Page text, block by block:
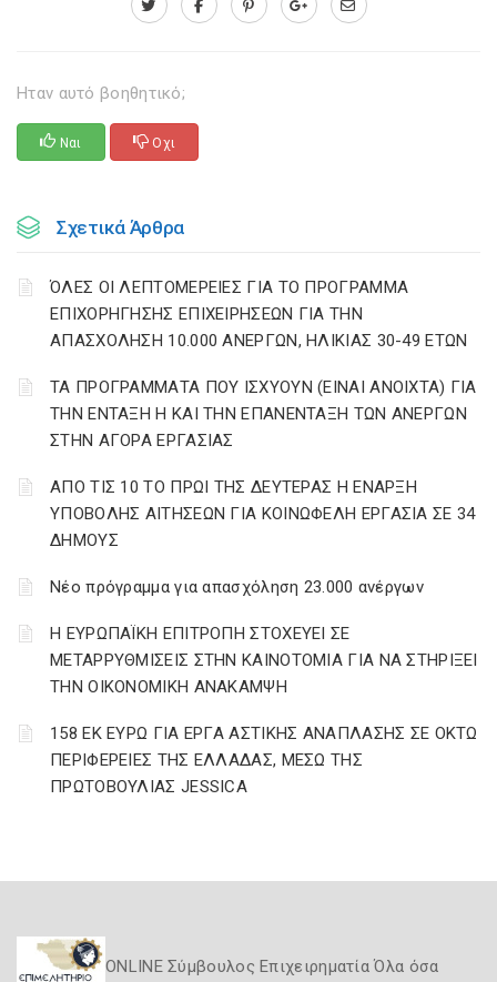
Ηταν αυτό βοηθητικό;
Ναι Οχι
Σχετικά Άρθρα
ΌΛΕΣ ΟΙ ΛΕΠΤΟΜΕΡΕΙΕΣ ΓΙΑ ΤΟ ΠΡΟΓΡΑΜΜΑ
ΕΠΙΧΟΡΗΓΗΣΗΣ ΕΠΙΧΕΙΡΗΣΕΩΝ ΓΙΑ ΤΗΝ
ΑΠΑΣΧΟΛΗΣΗ 10.000 ΑΝΕΡΓΩΝ, ΗΛΙΚΙΑΣ 30-49 ΕΤΩΝ
ΤΑ ΠΡΟΓΡΑΜΜΑΤΑ ΠΟΥ ΙΣΧΥΟΥΝ (ΕΙΝΑΙ ΑΝΟΙΧΤΑ) ΓΙΑ
ΤΗΝ ΕΝΤΑΞΗ Η ΚΑΙ ΤΗΝ ΕΠΑΝΕΝΤΑΞΗ ΤΩΝ ΑΝΕΡΓΩΝ
ΣΤΗΝ ΑΓΟΡΑ ΕΡΓΑΣΙΑΣ
AΠΟ ΤΙΣ 10 ΤΟ ΠΡΩΙ ΤΗΣ ΔΕΥΤΕΡΑΣ Η ΕΝΑΡΞΗ
ΥΠΟΒΟΛΗΣ ΑΙΤΗΣΕΩΝ ΓΙΑ ΚΟΙΝΩΦΕΛΗ ΕΡΓΑΣΙΑ ΣΕ 34
ΔΗΜΟΥΣ
Νέο πρόγραμμα για απασχόληση 23.000 ανέργων
Η ΕΥΡΩΠΑΪΚΗ ΕΠΙΤΡΟΠΗ ΣΤΟΧΕΥΕΙ ΣΕ
ΜΕΤΑΡΡΥΘΜΙΣΕΙΣ ΣΤΗΝ ΚΑΙΝΟΤΟΜΙΑ ΓΙΑ ΝΑ ΣΤΗΡΙΞΕΙ
ΤΗΝ ΟΙΚΟΝΟΜΙΚΗ ΑΝΑΚΑΜΨΗ
158 ΕΚ ΕΥΡΩ ΓΙΑ ΕΡΓΑ ΑΣΤΙΚΗΣ ΑΝΑΠΛΑΣΗΣ ΣΕ ΟΚΤΩ
ΠΕΡΙΦΕΡΕΙΕΣ ΤΗΣ ΕΛΛΑΔΑΣ, ΜΕΣΩ ΤΗΣ
ΠΡΩΤΟΒΟΥΛΙΑΣ JESSICA
ONLINE Σύμβουλος Επιχειρηματία Όλα όσα